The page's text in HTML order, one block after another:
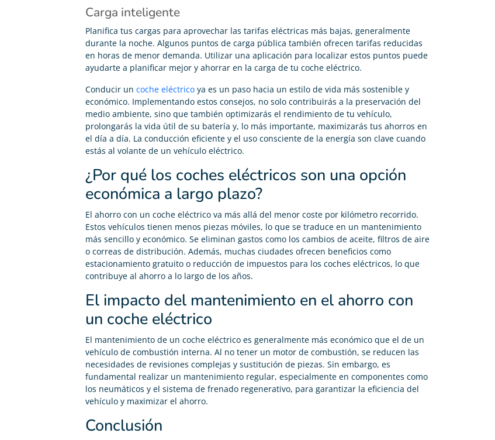
Carga inteligente
Planifica tus cargas para aprovechar las tarifas eléctricas más bajas, generalmente
durante la noche. Algunos puntos de carga pública también ofrecen tarifas reducidas
en horas de menor demanda. Utilizar una aplicación para localizar estos puntos puede
ayudarte a planificar mejor y ahorrar en la carga de tu coche eléctrico.
Conducir un coche eléctrico ya es un paso hacia un estilo de vida más sostenible y
económico. Implementando estos consejos, no solo contribuirás a la preservación del
medio ambiente, sino que también optimizarás el rendimiento de tu vehículo,
prolongarás la vida útil de su batería y, lo más importante, maximizarás tus ahorros en
el día a día. La conducción eficiente y el uso consciente de la energía son clave cuando
estás al volante de un vehículo eléctrico.
¿Por qué los coches eléctricos son una opción
económica a largo plazo?
El ahorro con un coche eléctrico va más allá del menor coste por kilómetro recorrido.
Estos vehículos tienen menos piezas móviles, lo que se traduce en un mantenimiento
más sencillo y económico. Se eliminan gastos como los cambios de aceite, filtros de aire
o correas de distribución. Además, muchas ciudades ofrecen beneficios como
estacionamiento gratuito o reducción de impuestos para los coches eléctricos, lo que
contribuye al ahorro a lo largo de los años.
El impacto del mantenimiento en el ahorro con
un coche eléctrico
El mantenimiento de un coche eléctrico es generalmente más económico que el de un
vehículo de combustión interna. Al no tener un motor de combustión, se reducen las
necesidades de revisiones complejas y sustitución de piezas. Sin embargo, es
fundamental realizar un mantenimiento regular, especialmente en componentes como
los neumáticos y el sistema de frenado regenerativo, para garantizar la eficiencia del
vehículo y maximizar el ahorro.
Conclusión